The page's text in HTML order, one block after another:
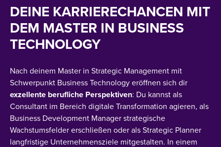
DEINE KARRIERECHANCEN MIT
DEM MASTER IN BUSINESS
TECHNOLOGY
Nach deinem Master in Strategic Management mit
Schwerpunkt Business Technology eröffnen sich dir
exzellente berufliche Perspektiven: Du kannst als
Consultant im Bereich digitale Transformation agieren, als
Business Development Manager strategische
Wachstumsfelder erschließen oder als Strategic Planner
langfristige Unternehmensziele mitgestalten. In einem